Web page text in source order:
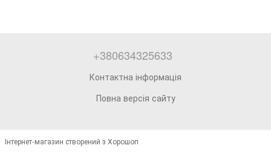
+380634325633
Контактна інформація
Повна версія сайту
Інтернет-магазин створений з Хорошоп